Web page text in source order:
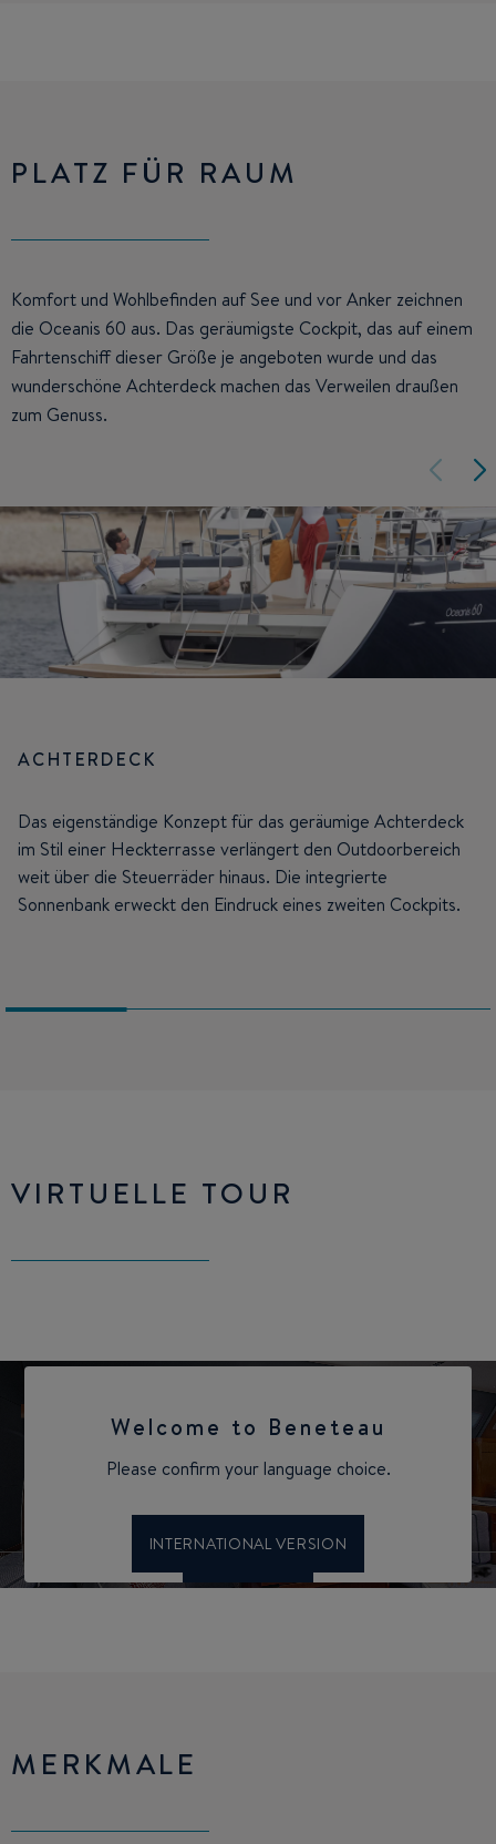
PLATZ FÜR RAUM
Komfort und Wohlbefinden auf See und vor Anker zeichnen
die Oceanis 60 aus. Das geräumigste Cockpit, das auf einem
Fahrtenschiff dieser Größe je angeboten wurde und das
wunderschöne Achterdeck machen das Verweilen draußen
zum Genuss.
ACHTERDECK
Das eigenständige Konzept für das geräumige Achterdeck
im Stil einer Heckterrasse verlängert den Outdoorbereich
weit über die Steuerräder hinaus. Die integrierte
Sonnenbank erweckt den Eindruck eines zweiten Cockpits.
VIRTUELLE TOUR
MERKMALE